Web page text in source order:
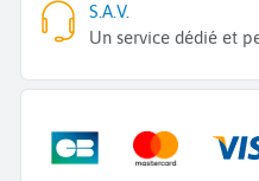
S.A.V.
Un service dédié et